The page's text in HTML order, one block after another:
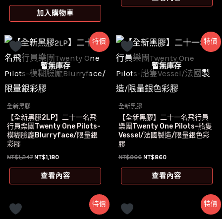
價
格：
價
格：
加入購物車
格：
格：
特價
暫無庫存
全新黑膠
【全新黑膠2LP】二十一名飛
行員樂團Twenty One Pilots-
模糊臉龐Blurryface/限量銀
彩膠
NT$1,247 原
格：
NT$1,180目
價
格：
查看內容
特價
暫無庫存
全新黑膠
【全新黑膠】二十一名飛行員
樂團Twenty One Pilots-船隻
Vessel/法國製造/限量銀色彩
膠
NT$906 原
格：
NT$860目
價
格：
查看內容
特價 特價